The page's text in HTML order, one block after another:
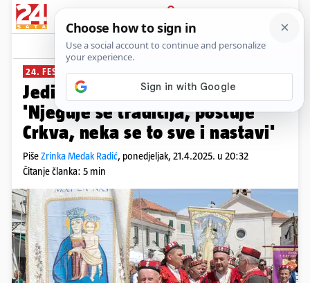
PRIJAVA
News Komentari
24. FESTIVAL ŽUDIJA U OPUZENU
Jedinstvena smotra u Opuzenu:
'Njeguje se tradicija, poštuje
Crkva, neka se to sve i nastavi'
PišeZrinka Medak Radić, ponedjeljak, 21.4.2025. u 20:32
Čitanje članka: 5 min